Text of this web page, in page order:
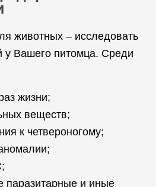
животных – исследовать
у Вашего питомца. Среди
жизни;
веществ;
к четвероногому;
паразитарные и иные